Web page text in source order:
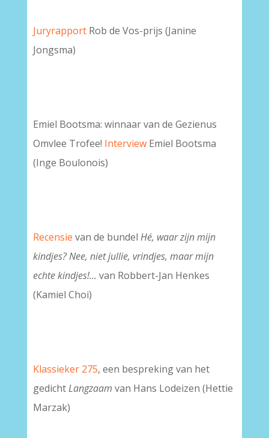
JuryrapportRob de Vos-prijs (Janine
Jongsma)
Emiel Bootsma: winnaar van de Gezienus
Omvlee Trofee! InterviewEmiel Bootsma
(Inge Boulonois)
Recensie van de bundel Hé, waar zijn mijn
kindjes? Nee, niet jullie, vrindjes, maar mijn
echte kindjes!... van Robbert-Jan Henkes
(Kamiel Choi)
Klassieker 275, een bespreking van het
gedichtLangzaam van Hans Lodeizen (Hettie
Marzak)